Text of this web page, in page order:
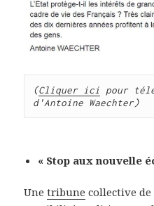
(Cliquer ici pour
d'Antoine Waechter)
« Stop aux nouvelle
Unetribune collective de